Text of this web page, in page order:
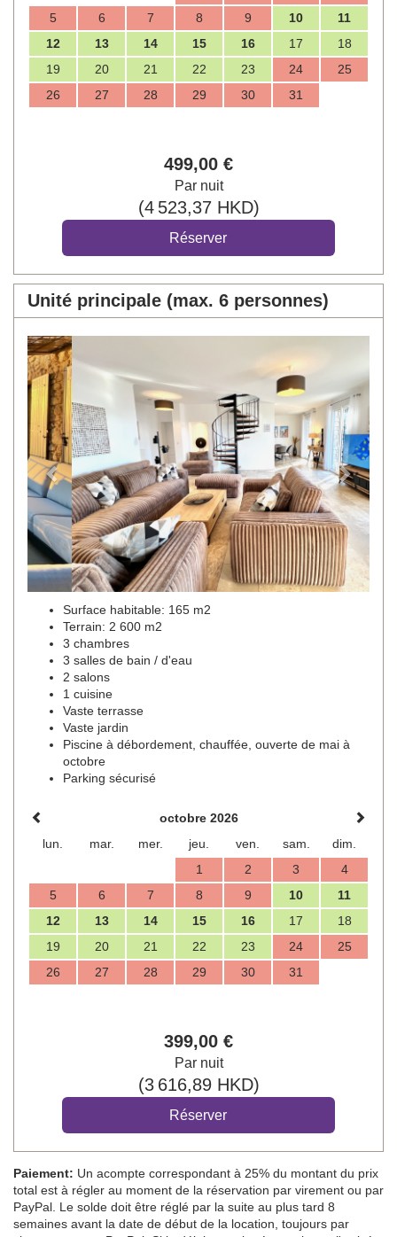
5
6 7 8 9 10
11
12
13 14 15 16 17
18
19
20 21 22 23 24
25
26
27 28 29 30 31
499,00 €
Par nuit
(4 523,37HKD)
Unité principale (max. 6 personnes)
Previous
Surface habitable: 165 m2
Terrain: 2 600 m2
3 chambres
3 salles de bain / d'eau
2 salons
1 cuisine
Vaste terrasse
Vaste jardin
Piscine à débordement, chauffée, ouverte de mai à
octobre
Parking sécurisé
octobre 2026
lun.
mar. mer. jeu. ven. sam.
dim.
1
2 3
4
5
6 7 8 9 10
11
12
13 14 15 16 17
18
19
20 21 22 23 24
25
26
27 28 29 30 31
399,00 €
Par nuit
(3 616,89HKD)
Paiement: Un acompte correspondant à 25% du montant du prix
total est à régler au moment de la réservation par virement ou par
PayPal. Le solde doit être réglé par la suite au plus tard 8
semaines avant la date de début de la location, toujours par